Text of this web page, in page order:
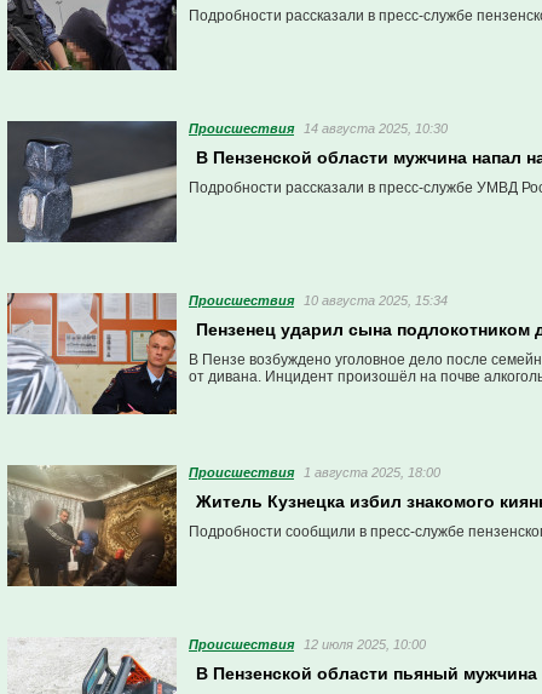
Подробности рассказали в пресс-службе
Проиcшествия 14 августа 2025, 10:30
В Пензенской области мужчина напал
Подробности рассказали в пресс-службе УМВД
Проиcшествия 10 августа 2025, 15:34
Пензенец ударил сына подлокотником
В Пензе возбуждено уголовное дело после
от дивана. Инцидент произошёл на почве
Проиcшествия 1 августа 2025, 18:00
Житель Кузнецка избил знакомого
Подробности сообщили в пресс-службе
Проиcшествия 12 июля 2025, 10:00
В Пензенской области пьяный